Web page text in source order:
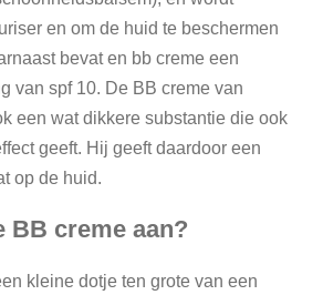
en om de huid te beschermen
bevat en bb creme een
van spf 10. De BB creme van
een wat dikkere substantie die ook
geeft. Hij geeft daardoor een
op de huid.
BB creme aan?
kleine dotje ten grote van een